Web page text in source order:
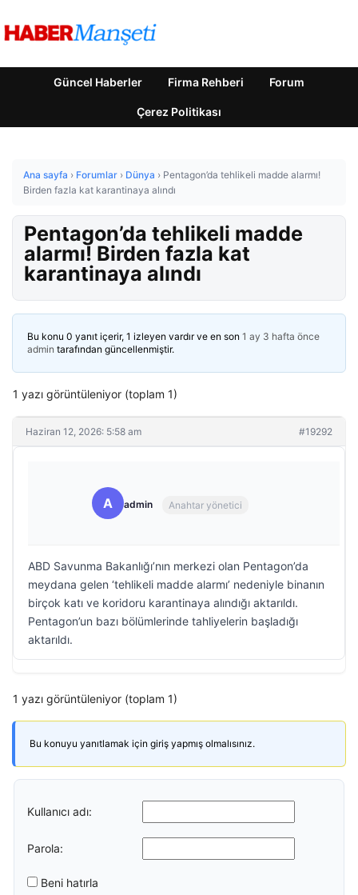
Güncel Haberler Firma Rehberi Forum
Çerez Politikası
Ana sayfa › Forumlar › Dünya › Pentagon’da tehlikeli madde alarmı!
Birden fazla kat karantinaya alındı
Pentagon’da tehlikeli madde
alarmı! Birden fazla kat
karantinaya alındı
Bu konu 0 yanıt içerir, 1 izleyen vardır ve en son 1 ay 3 hafta önce
admin tarafından güncellenmiştir.
1 yazı görüntüleniyor (toplam 1)
Haziran 12, 2026: 5:58 am #19292
A admin Anahtar yönetici
ABD Savunma Bakanlığı’nın merkezi olan Pentagon’da
meydana gelen ‘tehlikeli madde alarmı’ nedeniyle binanın
birçok katı ve koridoru karantinaya alındığı aktarıldı.
Pentagon’un bazı bölümlerinde tahliyelerin başladığı
aktarıldı.
1 yazı görüntüleniyor (toplam 1)
Bu konuyu yanıtlamak için giriş yapmış olmalısınız.
Kullanıcı adı:
Parola:
Beni hatırla